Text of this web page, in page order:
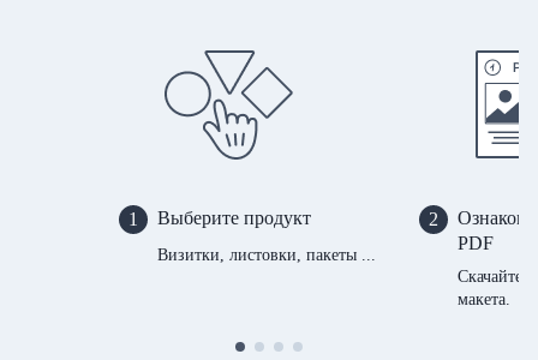
1 Выберите продукт
Визитки, листовки, пакеты ...
2
PDF
Скачайте
макета.